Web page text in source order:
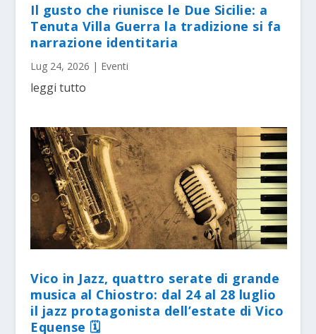
Il gusto che riunisce le Due Sicilie: a
Tenuta Villa Guerra la tradizione si fa
narrazione identitaria
Lug 24, 2026 | Eventi
leggi tutto
Vico in Jazz, quattro serate di grande
musica al Chiostro: dal 24 al 28 luglio
il jazz protagonista dell’estate di Vico
Equense 🗓